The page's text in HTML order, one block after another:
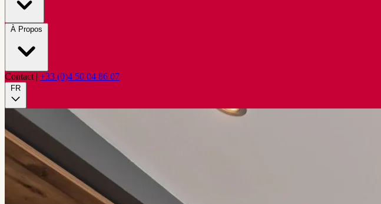
À Propos
Contact | +33 (0)4 50 04 86 07
FR